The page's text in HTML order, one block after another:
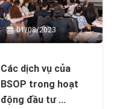
không chỉ thu hút bởi
thiên nhiên tươi đẹp, môi
trường sống trong lành
thống pháp luật minh
bạch và chính sách định
cư rõ ràng. Tuy nhiên,
01/08/2023
Các dịch vụ của
BSOP trong hoạt
động đầu tư ...